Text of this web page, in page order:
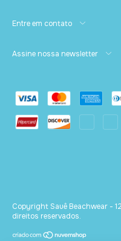
Entre em contato
Assine nossa newsletter
Copyright Sauê Beachwear -
direitos reservados.